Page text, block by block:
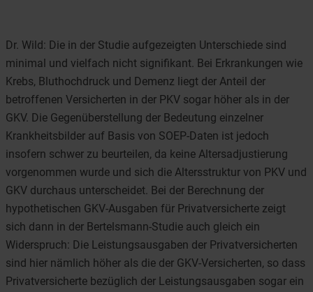
Dr. Wild: Die in der Studie aufgezeigten Unterschiede sind
minimal und vielfach nicht signifikant. Bei Erkrankungen wie
Krebs, Bluthochdruck und Demenz liegt der Anteil der
betroffenen Versicherten in der PKV sogar höher als in der
GKV. Die Gegenüberstellung der Bedeutung einzelner
Krankheitsbilder auf Basis von SOEP-Daten ist jedoch
insofern schwer zu beurteilen, da keine Altersadjustierung
vorgenommen wurde und sich die Altersstruktur von PKV und
GKV durchaus unterscheidet. Bei der Berechnung der
hypothetischen GKV-Ausgaben für Privatversicherte zeigt
sich dann in der Bertelsmann-Studie auch gleich ein
Widerspruch: Die Leistungsausgaben der Privatversicherten
sind hier nämlich höher als die der GKV-Versicherten, so dass
Privatversicherte bezüglich der Leistungsausgaben sogar ein